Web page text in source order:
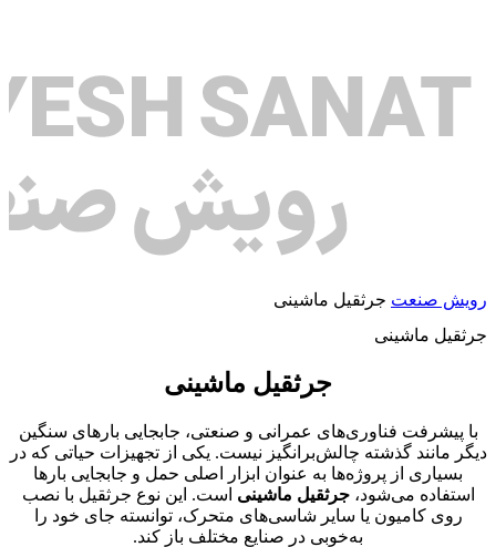
رویش صنعت جرثقیل ماشینی
جرثقیل ماشینی
جرثقیل ماشینی
با پیشرفت فناوری‌های عمرانی و صنعتی، جابجایی بارهای سنگین
دیگر مانند گذشته چالش‌برانگیز نیست. یکی از تجهیزات حیاتی که در
بسیاری از پروژه‌ها به عنوان ابزار اصلی حمل و جابجایی بارها
استفاده می‌شود،جرثقیل ماشینی است. این نوع جرثقیل با نصب
روی کامیون یا سایر شاسی‌های متحرک، توانسته جای خود را
به‌خوبی در صنایع مختلف باز کند.